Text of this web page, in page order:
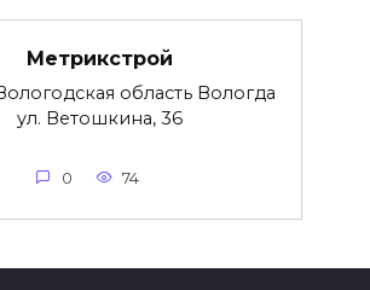
Метрикстрой
область Вологда
ул. Ветошкина, 36
0 74